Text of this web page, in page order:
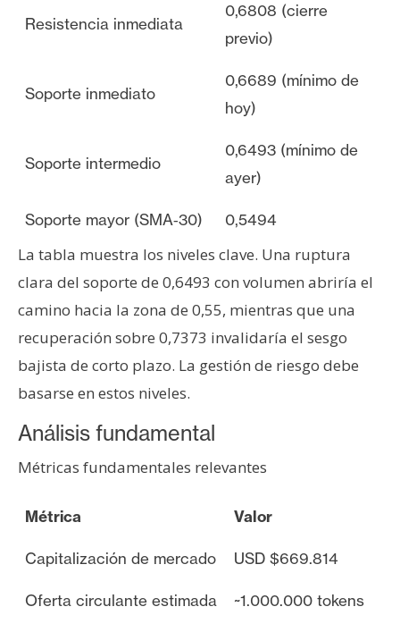
Resistencia inmediata
0,6808 (cierre
previo)
Soporte inmediato
0,6689 (mínimo de
hoy)
Soporte intermedio
0,6493 (mínimo de
ayer)
Soporte mayor (SMA‑30) 0,5494
La tabla muestra los niveles clave. Una ruptura
clara del soporte de 0,6493 con volumen abriría el
camino hacia la zona de 0,55, mientras que una
recuperación sobre 0,7373 invalidaría el sesgo
bajista de corto plazo. La gestión de riesgo debe
basarse en estos niveles.
Análisis fundamental
Métricas fundamentales relevantes
Métrica Valor
Capitalización de mercado USD $669.814
Oferta circulante estimada ~1.000.000 tokens